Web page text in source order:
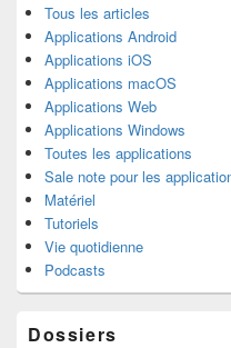
Tous les articles
Applications Android
Applications iOS
Applications macOS
Applications Web
Applications Windows
Toutes les applications
Sale note pour les
Matériel
Tutoriels
Vie quotidienne
Podcasts
Dossiers